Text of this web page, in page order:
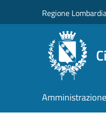
Regione
Amministrazione